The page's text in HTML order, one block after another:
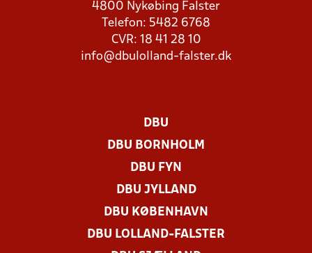
4800 Nykøbing Falster
Telefon: 5482 6768
CVR: 18 41 28 10
info@dbulolland-falster.dk
DBU
DBU BORNHOLM
DBU FYN
DBU JYLLAND
DBU KØBENHAVN
DBU LOLLAND-FALSTER